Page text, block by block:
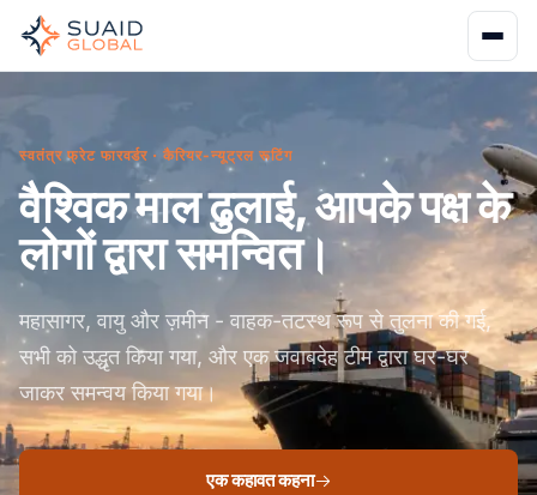
स्वतंत्र फ्रेट फारवर्डर · कैरियर-न्यूट्रल रूटिंग
वैश्विक माल ढुलाई, आपके पक्ष के
लोगों द्वारा समन्वित।
महासागर, वायु और ज़मीन - वाहक-तटस्थ रूप से तुलना की गई,
सभी को उद्धृत किया गया, और एक जवाबदेह टीम द्वारा घर-घर
जाकर समन्वय किया गया।
एक कहावत कहना